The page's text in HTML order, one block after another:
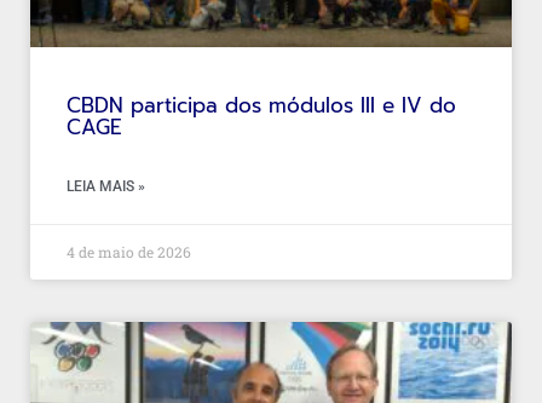
CBDN participa dos módulos III e IV do
CAGE
LEIA MAIS »
4 de maio de 2026